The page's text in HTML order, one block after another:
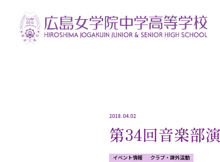
2018.04.02
第34回音楽部
イベント情報 クラブ・課外活動